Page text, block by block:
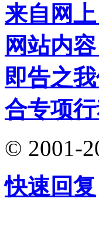
来自网
网站内
即告之
合专项
© 2001-
快速回复